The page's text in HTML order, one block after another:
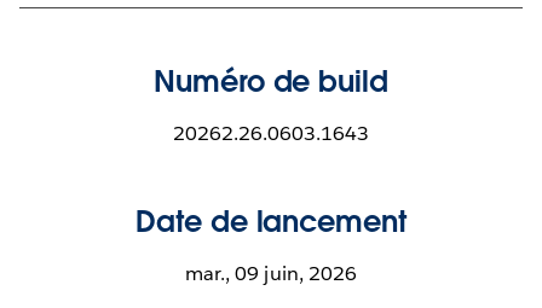
Numéro de build
20262.26.0603.1643
Date de lancement
mar., 09 juin, 2026